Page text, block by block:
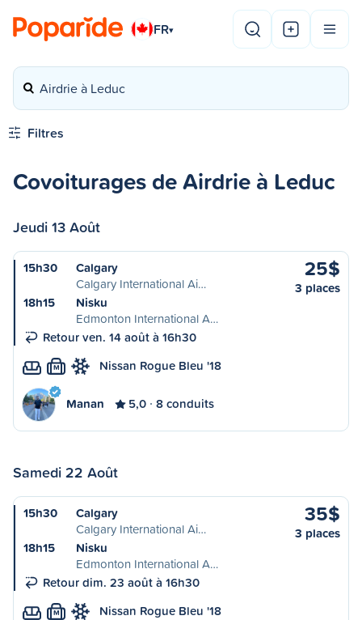
FR▾
Airdrie à Leduc
Filtres
Covoiturages de Airdrie à Leduc
Jeudi 13 Août
15h30
Calgary
Calgary International Ai…
18h15
Nisku
Edmonton International A…
Retour ven. 14 août à 16h30
25$
3 places
M Nissan Rogue Bleu '18
Manan 5,0 8 conduits
Samedi 22 Août
15h30
Calgary
Calgary International Ai…
18h15
Nisku
Edmonton International A…
Retour dim. 23 août à 16h30
35$
3 places
M Nissan Rogue Bleu '18